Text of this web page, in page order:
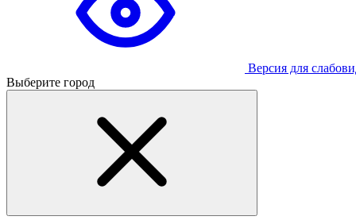
Версия для
Выберите город